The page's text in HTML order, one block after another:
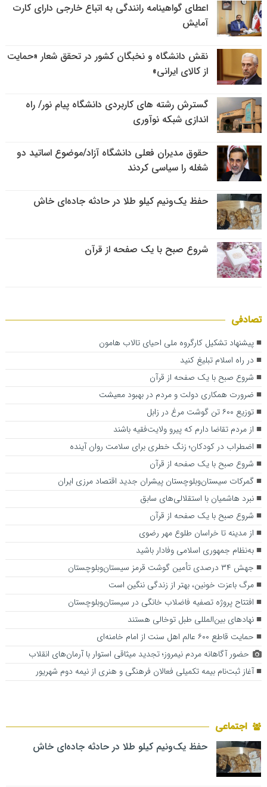
اعطای گواهینامه رانندگی به اتباع خارجی دارای کارت
آمایش
نقش دانشگاه و نخبگان کشور در تحقق شعار «حمایت
از کالای ایرانی»
گسترش رشته های کاربردی دانشگاه پیام نور/ راه
اندازی شبکه نوآوری
حقوق مدیران فعلی دانشگاه آزاد/موضوع اساتید دو
شغله را سیاسی کردند
حفظ یک‌ونیم کیلو طلا در حادثه جاده‌ای خاش
شروع صبح با یک صفحه از قرآن
تصادفی
پیشنهاد تشکیل کارگروه ملی احیای تالاب هامون
در راه اسلام تبلیغ کنید
شروع صبح با یک صفحه از قرآن
ضرورت همکاری دولت و مردم در بهبود معیشت
توزیع ۶۰۰ تن گوشت مرغ در زابل
از مردم تقاضا دارم که پیرو ولایت‌فقیه باشند
اضطراب در کودکان؛ زنگ خطری برای سلامت روان آینده
شروع صبح با یک صفحه از قرآن
گمرکات سیستان‌وبلوچستان پیشران جدید اقتصاد مرزی ایران
نبرد هاشمیان با استقلالی‌های سابق
شروع صبح با یک صفحه از قرآن
از مدینه تا خراسان طلوع مهر رضوی
به‌نظام جمهوری اسلامی وفادار باشید
جهش ۳۴ درصدی تأمین گوشت قرمز سیستان‌وبلوچستان
ﻣﺮگ باعزت ﺧﻮﻧﯿﻦ، ﺑﻬﺘﺮ از زﻧﺪﮔﯽ ﻧﻨﮕﯿﻦ اﺳﺖ
افتتاح پروژه تصفیه فاضلاب خانگی در سیستان‌وبلوچستان
نهادهای بین‌المللی طبل توخالی هستند
حمایت قاطع ۶۰۰ عالم اهل سنت از امام خامنه‌ای
حضور آگاهانه مردم نیمروز؛ تجدید میثاقی استوار با آرمان‌های انقلاب
آغاز ثبت‌نام بیمه تکمیلی فعالان فرهنگی و هنری از نیمه دوم شهریور
اجتماعی
حفظ یک‌ونیم کیلو طلا در حادثه جاده‌ای خاش